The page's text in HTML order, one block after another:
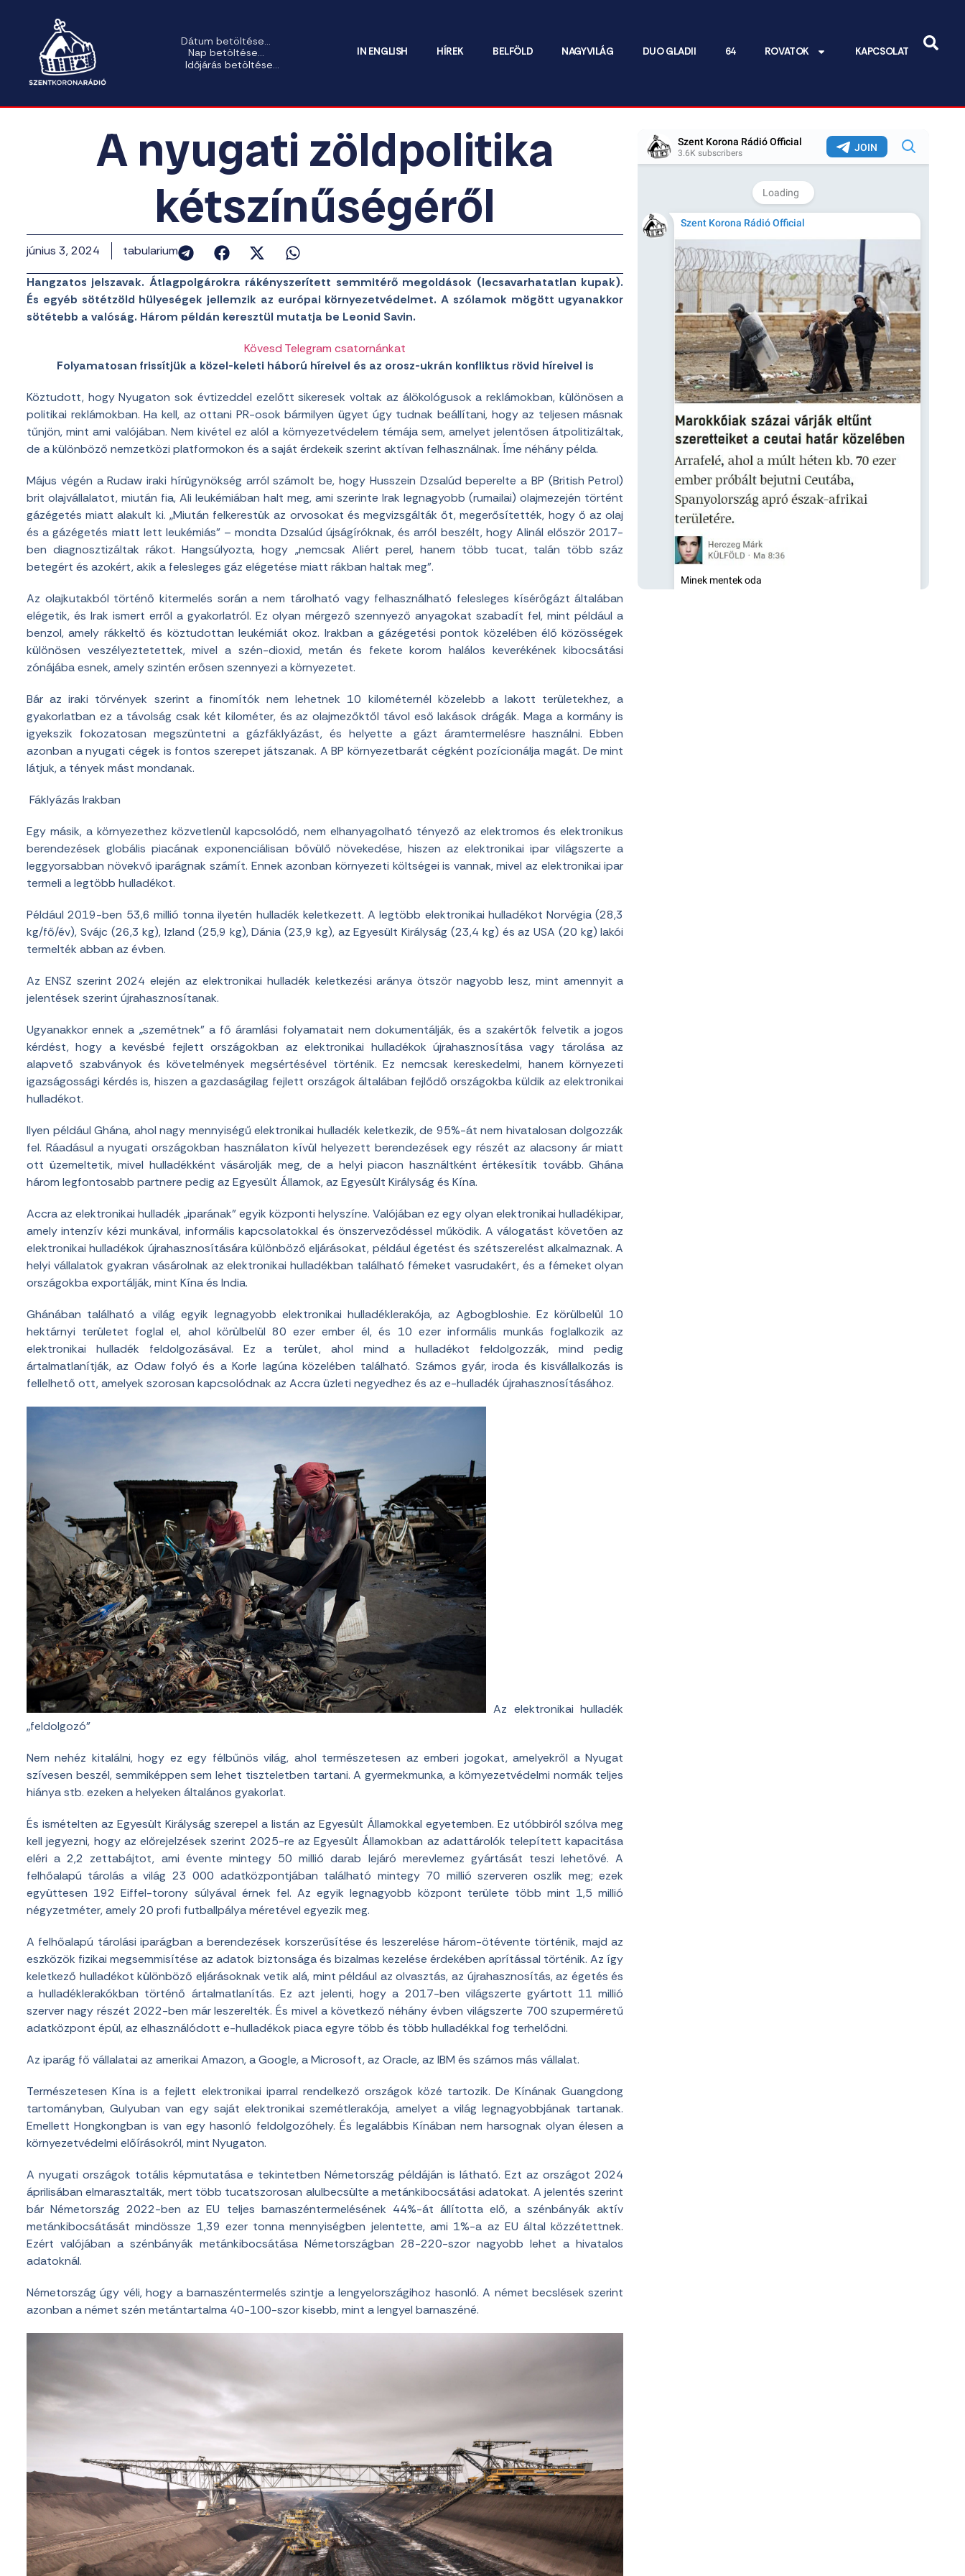
Dátum betöltése...
Nap betöltése...
Időjárás betöltése...
IN ENGLISH HÍREK BELFÖLD NAGYVILÁG DUO GLADII 64 ROVATOK KAPCSOLAT
A nyugati zöldpolitika
kétszínűségéről
június 3, 2024 tabularium
Hangzatos jelszavak. Átlagpolgárokra rákényszerített semmitérő megoldások (lecsavarhatatlan kupak).
És egyéb sötétzöld hülyeségek jellemzik az európai környezetvédelmet. A szólamok mögött ugyanakkor
sötétebb a valóság. Három példán keresztül mutatja be Leonid Savin.
Kövesd Telegram csatornánkat
Folyamatosan frissítjük a közel-keleti háború híreivel és az orosz-ukrán konfliktus rövid híreivel is
Köztudott, hogy Nyugaton sok évtizeddel ezelőtt sikeresek voltak az álökológusok a reklámokban, különösen a
politikai reklámokban. Ha kell, az ottani PR-osok bármilyen ügyet úgy tudnak beállítani, hogy az teljesen másnak
tűnjön, mint ami valójában. Nem kivétel ez alól a környezetvédelem témája sem, amelyet jelentősen átpolitizáltak,
de a különböző nemzetközi platformokon és a saját érdekeik szerint aktívan felhasználnak. Íme néhány példa.
Május végén a Rudaw iraki hírügynökség arról számolt be, hogy Husszein Dzsalúd beperelte a BP (British Petrol)
brit olajvállalatot, miután fia, Ali leukémiában halt meg, ami szerinte Irak legnagyobb (rumailai) olajmezején történt
gázégetés miatt alakult ki. „Miután felkerestük az orvosokat és megvizsgálták őt, megerősítették, hogy ő az olaj
és a gázégetés miatt lett leukémiás” – mondta Dzsalúd újságíróknak, és arról beszélt, hogy Alinál először 2017-
ben diagnosztizáltak rákot. Hangsúlyozta, hogy „nemcsak Aliért perel, hanem több tucat, talán több száz
betegért és azokért, akik a felesleges gáz elégetése miatt rákban haltak meg”.
Az olajkutakból történő kitermelés során a nem tárolható vagy felhasználható felesleges kísérőgázt általában
elégetik, és Irak ismert erről a gyakorlatról. Ez olyan mérgező szennyező anyagokat szabadít fel, mint például a
benzol, amely rákkeltő és köztudottan leukémiát okoz. Irakban a gázégetési pontok közelében élő közösségek
különösen veszélyeztetettek, mivel a szén-dioxid, metán és fekete korom halálos keverékének kibocsátási
zónájába esnek, amely szintén erősen szennyezi a környezetet.
Bár az iraki törvények szerint a finomítók nem lehetnek 10 kilométernél közelebb a lakott területekhez, a
gyakorlatban ez a távolság csak két kilométer, és az olajmezőktől távol eső lakások drágák. Maga a kormány is
igyekszik fokozatosan megszüntetni a gázfáklyázást, és helyette a gázt áramtermelésre használni. Ebben
azonban a nyugati cégek is fontos szerepet játszanak. A BP környezetbarát cégként pozícionálja magát. De mint
látjuk, a tények mást mondanak.
Fáklyázás Irakban
Egy másik, a környezethez közvetlenül kapcsolódó, nem elhanyagolható tényező az elektromos és elektronikus
berendezések globális piacának exponenciálisan bővülő növekedése, hiszen az elektronikai ipar világszerte a
leggyorsabban növekvő iparágnak számít. Ennek azonban környezeti költségei is vannak, mivel az elektronikai ipar
termeli a legtöbb hulladékot.
Például 2019-ben 53,6 millió tonna ilyetén hulladék keletkezett. A legtöbb elektronikai hulladékot Norvégia (28,3
kg/fő/év), Svájc (26,3 kg), Izland (25,9 kg), Dánia (23,9 kg), az Egyesült Királyság (23,4 kg) és az USA (20 kg) lakói
termelték abban az évben.
Az ENSZ szerint 2024 elején az elektronikai hulladék keletkezési aránya ötször nagyobb lesz, mint amennyit a
jelentések szerint újrahasznosítanak.
Ugyanakkor ennek a „szemétnek” a fő áramlási folyamatait nem dokumentálják, és a szakértők felvetik a jogos
kérdést, hogy a kevésbé fejlett országokban az elektronikai hulladékok újrahasznosítása vagy tárolása az
alapvető szabványok és követelmények megsértésével történik. Ez nemcsak kereskedelmi, hanem környezeti
igazságossági kérdés is, hiszen a gazdaságilag fejlett országok általában fejlődő országokba küldik az elektronikai
hulladékot.
Ilyen például Ghána, ahol nagy mennyiségű elektronikai hulladék keletkezik, de 95%-át nem hivatalosan dolgozzák
fel. Ráadásul a nyugati országokban használaton kívül helyezett berendezések egy részét az alacsony ár miatt
ott üzemeltetik, mivel hulladékként vásárolják meg, de a helyi piacon használtként értékesítik tovább. Ghána
három legfontosabb partnere pedig az Egyesült Államok, az Egyesült Királyság és Kína.
Accra az elektronikai hulladék „iparának” egyik központi helyszíne. Valójában ez egy olyan elektronikai hulladékipar,
amely intenzív kézi munkával, informális kapcsolatokkal és önszerveződéssel működik. A válogatást követően az
elektronikai hulladékok újrahasznosítására különböző eljárásokat, például égetést és szétszerelést alkalmaznak. A
helyi vállalatok gyakran vásárolnak az elektronikai hulladékban található fémeket vasrudakért, és a fémeket olyan
országokba exportálják, mint Kína és India.
Ghánában található a világ egyik legnagyobb elektronikai hulladéklerakója, az Agbogbloshie. Ez körülbelül 10
hektárnyi területet foglal el, ahol körülbelül 80 ezer ember él, és 10 ezer informális munkás foglalkozik az
elektronikai hulladék feldolgozásával. Ez a terület, ahol mind a hulladékot feldolgozzák, mind pedig
ártalmatlanítják, az Odaw folyó és a Korle lagúna közelében található. Számos gyár, iroda és kisvállalkozás is
fellelhető ott, amelyek szorosan kapcsolódnak az Accra üzleti negyedhez és az e-hulladék újrahasznosításához.
Az elektronikai hulladék
„feldolgozó”
Nem nehéz kitalálni, hogy ez egy félbűnös világ, ahol természetesen az emberi jogokat, amelyekről a Nyugat
szívesen beszél, semmiképpen sem lehet tiszteletben tartani. A gyermekmunka, a környezetvédelmi normák teljes
hiánya stb. ezeken a helyeken általános gyakorlat.
És ismételten az Egyesült Királyság szerepel a listán az Egyesült Államokkal egyetemben. Ez utóbbiról szólva meg
kell jegyezni, hogy az előrejelzések szerint 2025-re az Egyesült Államokban az adattárolók telepített kapacitása
eléri a 2,2 zettabájtot, ami évente mintegy 50 millió darab lejáró merevlemez gyártását teszi lehetővé. A
felhőalapú tárolás a világ 23 000 adatközpontjában található mintegy 70 millió szerveren oszlik meg; ezek
együttesen 192 Eiffel-torony súlyával érnek fel. Az egyik legnagyobb központ területe több mint 1,5 millió
négyzetméter, amely 20 profi futballpálya méretével egyezik meg.
A felhőalapú tárolási iparágban a berendezések korszerűsítése és leszerelése három-ötévente történik, majd az
eszközök fizikai megsemmisítése az adatok biztonsága és bizalmas kezelése érdekében aprítással történik. Az így
keletkező hulladékot különböző eljárásoknak vetik alá, mint például az olvasztás, az újrahasznosítás, az égetés és
a hulladéklerakókban történő ártalmatlanítás. Ez azt jelenti, hogy a 2017-ben világszerte gyártott 11 millió
szerver nagy részét 2022-ben már leszerelték. És mivel a következő néhány évben világszerte 700 szuperméretű
adatközpont épül, az elhasználódott e-hulladékok piaca egyre több és több hulladékkal fog terhelődni.
Az iparág fő vállalatai az amerikai Amazon, a Google, a Microsoft, az Oracle, az IBM és számos más vállalat.
Természetesen Kína is a fejlett elektronikai iparral rendelkező országok közé tartozik. De Kínának Guangdong
tartományban, Gulyuban van egy saját elektronikai szemétlerakója, amelyet a világ legnagyobbjának tartanak.
Emellett Hongkongban is van egy hasonló feldolgozóhely. És legalábbis Kínában nem harsognak olyan élesen a
környezetvédelmi előírásokról, mint Nyugaton.
A nyugati országok totális képmutatása e tekintetben Németország példáján is látható. Ezt az országot 2024
áprilisában elmarasztalták, mert több tucatszorosan alulbecsülte a metánkibocsátási adatokat. A jelentés szerint
bár Németország 2022-ben az EU teljes barnaszéntermelésének 44%-át állította elő, a szénbányák aktív
metánkibocsátását mindössze 1,39 ezer tonna mennyiségben jelentette, ami 1%-a az EU által közzétettnek.
Ezért valójában a szénbányák metánkibocsátása Németországban 28-220-szor nagyobb lehet a hivatalos
adatoknál.
Németország úgy véli, hogy a barnaszéntermelés szintje a lengyelországihoz hasonló. A német becslések szerint
azonban a német szén metántartalma 40-100-szor kisebb, mint a lengyel barnaszéné.